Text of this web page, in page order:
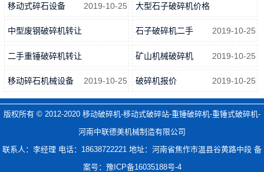
移动式碎石设备 2019-10-25 大型石子破碎机价格
2019-10-25
中型废钢破碎机转让 石子破碎机二手 2019-10-25
二手重锤破碎机转让
2019-10-25
矿山机械破碎机 2019-10-25
移动碎石机械设备 2019-10-25 破碎机报价 2019-10-25
版权所有 © 2012-2020 移动破碎机-移动式破碎站-重锤破碎机-重锤式破碎机-
河南中联德美机械制造有限公司
联系人：李经理 电话：18638722221 地址：河南省焦作市温县谷黄路中段 备
案号： 豫ICP备16035188号-4